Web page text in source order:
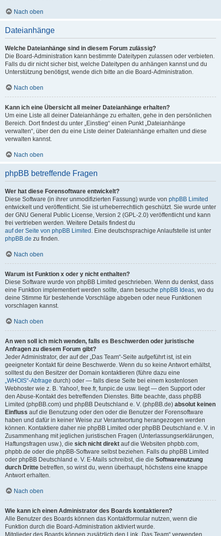
Nach oben
Dateianhänge
Welche Dateianhänge sind in diesem Forum zulässig?
Die Board-Administration kann bestimmte Dateitypen zulassen oder verbieten.
Falls du dir nicht sicher bist, welche Dateitypen du anhängen kannst und du
Unterstützung benötigst, wende dich bitte an die Board-Administration.
Nach oben
Kann ich eine Übersicht all meiner Dateianhänge erhalten?
Um eine Liste all deiner Dateianhänge zu erhalten, gehe in den persönlichen
Bereich. Dort findest du unter „Einstieg“ einen Punkt „Dateianhänge
verwalten“, über den du eine Liste deiner Dateianhänge erhalten und diese
verwalten kannst.
Nach oben
phpBB betreffende Fragen
Wer hat diese Forensoftware entwickelt?
Diese Software (in ihrer unmodifizierten Fassung) wurde von phpBB Limited
entwickelt und veröffentlicht. Sie ist urheberrechtlich geschützt. Sie wurde unter
der GNU General Public License, Version 2 (GPL-2.0) veröffentlicht und kann
frei vertrieben werden. Weitere Details findest du
auf der Seite von phpBB Limited . Eine deutschsprachige Anlaufstelle ist unter
phpBB.de zu finden.
Nach oben
Warum ist Funktion x oder y nicht enthalten?
Diese Software wurde von phpBB Limited geschrieben. Wenn du denkst, dass
eine Funktion implementiert werden sollte, dann besuche phpBB Ideas, wo du
deine Stimme für bestehende Vorschläge abgeben oder neue Funktionen
vorschlagen kannst.
Nach oben
An wen soll ich mich wenden, falls es Beschwerden oder juristische
Anfragen zu diesem Forum gibt?
Jeder Administrator, der auf der „Das Team“-Seite aufgeführt ist, ist ein
geeigneter Kontakt für deine Beschwerde. Wenn du so keine Antwort erhältst,
solltest du den Besitzer der Domain kontaktieren (führe dazu eine
„WHOIS“-Abfrage durch) oder — falls diese Seite bei einem kostenlosen
Webhoster wie z. B. Yahoo!, free.fr, funpic.de usw. liegt — den Support oder
den Abuse-Kontakt des betreffenden Dienstes. Bitte beachte, dass phpBB
Limited (phpBB.com) und phpBB Deutschland e. V. (phpBB.de) absolut keinen
Einfluss auf die Benutzung oder den oder die Benutzer der Forensoftware
haben und dafür in keiner Weise zur Verantwortung herangezogen werden
können. Kontaktiere daher nie phpBB Limited oder phpBB Deutschland e. V. in
Zusammenhang mit jeglichen juristischen Fragen (Unterlassungserklärungen,
Haftungsfragen usw.), die sich nicht direkt auf die Websiten phpbb.com,
phpbb.de oder die phpBB-Software selbst beziehen. Falls du phpBB Limited
oder phpBB Deutschland e. V. E-Mails schreibst, die die Softwarenutzung
durch Dritte betreffen, so wirst du, wenn überhaupt, höchstens eine knappe
Antwort erhalten.
Nach oben
Wie kann ich einen Administrator des Boards kontaktieren?
Alle Benutzer des Boards können das Kontaktformular nutzen, wenn die
Funktion durch die Board-Administration aktiviert wurde.
Mitglieder des Boards können zusätzlich den Link „Das Team“ verwenden.